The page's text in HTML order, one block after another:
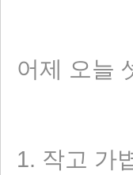
어제 오늘
1. 작고 가